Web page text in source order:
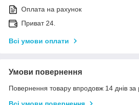
Оплата на рахунок
Приват 24.
Всі умови оплати
Умови повернення
Повернення товару впродовж 14 днів за